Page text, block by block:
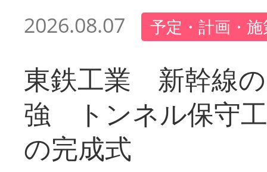
2026.08.07 予定・計画・
東鉄工業 新幹線
強 トンネル保守
の完成式